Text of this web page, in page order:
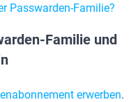
Passwarden-Familie?
Familie und
erwerben.